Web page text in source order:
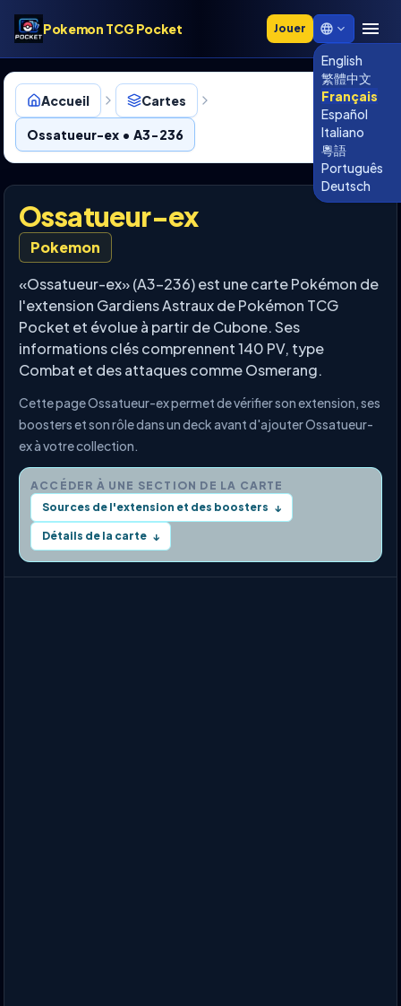
Pokemon TCG Pocket Jouer
English
繁體中文
Français
Español
Italiano
粵語
Português
Deutsch
Accueil Cartes
Ossatueur-ex • A3-236
Ossatueur-ex
Pokemon
«Ossatueur-ex» (A3-236) est une carte Pokémon de
l'extension Gardiens Astraux de Pokémon TCG
Pocket et évolue à partir de Cubone. Ses
informations clés comprennent 140 PV, type
Combat et des attaques comme Osmerang.
Cette page Ossatueur-ex permet de vérifier son extension, ses
boosters et son rôle dans un deck avant d'ajouter Ossatueur-
ex à votre collection.
ACCÉDER À UNE SECTION DE LA CARTE
Sources de l'extension et des boosters ↓
Détails de la carte ↓